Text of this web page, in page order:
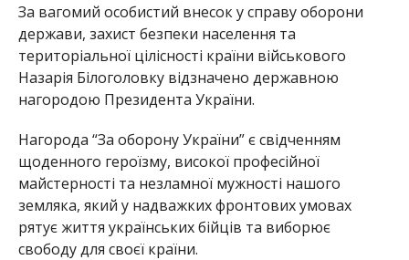
За вагомий особистий внесок у справу оборони
держави, захист безпеки населення та
територіальної цілісності країни військового
Назарія Білоголовку відзначено державною
нагородою Президента України.
Нагорода “За оборону України” є свідченням
щоденного героїзму, високої професійної
майстерності та незламної мужності нашого
земляка, який у надважких фронтових умовах
рятує життя українських бійців та виборює
свободу для своєї країни.